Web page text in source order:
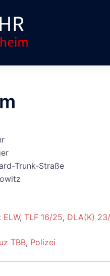
Trunk-Straße
ELW, TLF 16/25, DLA(K)
TBB, Polizei